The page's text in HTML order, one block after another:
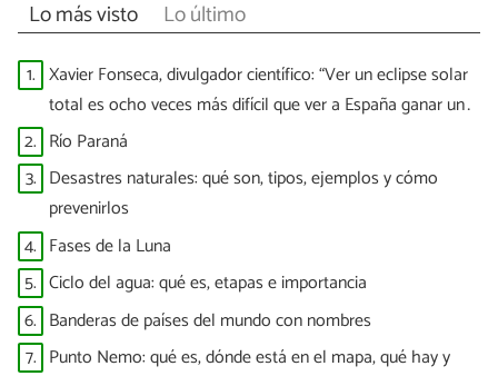
Lo más visto Lo último
1. Xavier Fonseca, divulgador científico: “Ver un eclipse solar
total es ocho veces más difícil que ver a España ganar un
Mundial”
2. Río Paraná
3. Desastres naturales: qué son, tipos, ejemplos y cómo
prevenirlos
4. Fases de la Luna
5. Ciclo del agua: qué es, etapas e importancia
6. Banderas de países del mundo con nombres
7. Punto Nemo: qué es, dónde está en el mapa, qué hay y